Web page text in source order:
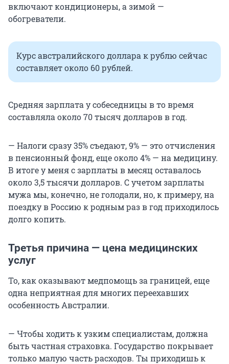
включают кондиционеры, а зимой —
обогреватели.
Курс австралийского доллара к рублю сейчас
составляет около 60 рублей.
Средняя зарплата у собеседницы в то время
составляла около 70 тысяч долларов в год.
— Налоги сразу 35% съедают, 9% — это отчисления
в пенсионный фонд, еще около 4% — на медицину.
В итоге у меня с зарплаты в месяц оставалось
около 3,5 тысячи долларов. С учетом зарплаты
мужа мы, конечно, не голодали, но, к примеру, на
поездку в Россию к родным раз в год приходилось
долго копить.
Третья причина — цена медицинских
услуг
То, как оказывают медпомощь за границей, еще
одна неприятная для многих переехавших
особенность Австралии.
— Чтобы ходить к узким специалистам, должна
быть частная страховка. Государство покрывает
только малую часть расходов. Ты приходишь к